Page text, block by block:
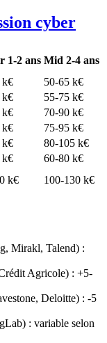
cyber
1-2 ans Mid 2-4 ans
k€
50-65 k€
k€
55-75 k€
k€
70-90 k€
k€
75-95 k€
k€
80-105 k€
k€
60-80 k€
k€ 100-130 k€
Mirakl, Talend) :
Agricole) : +5-
Deloitte) : -5
: variable selon